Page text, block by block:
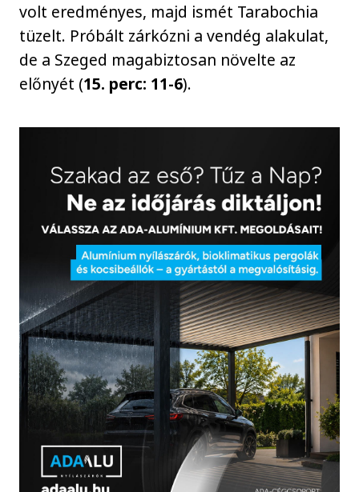
volt eredményes, majd ismét Tarabochia
tüzelt. Próbált zárkózni a vendég alakulat,
de a Szeged magabiztosan növelte az
előnyét (15. perc: 11-6).